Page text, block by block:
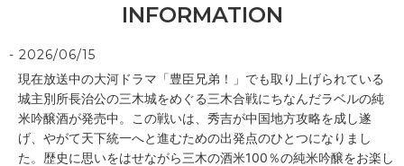
INFORMATION
2026/06/15
現在放送中の大河ドラマ「豊臣兄弟！」でも取り上げられている
城主別所長治公の三木城をめぐる三木合戦にちなんだラベルの純
米吟醸酒が発売中。この戦いは、秀吉が中国地方攻略を成し遂
げ、やがて天下統一へと進むための出発点のひとつになりまし
た。歴史に思いをはせながら三木の酒米100％の純米吟醸をお楽し